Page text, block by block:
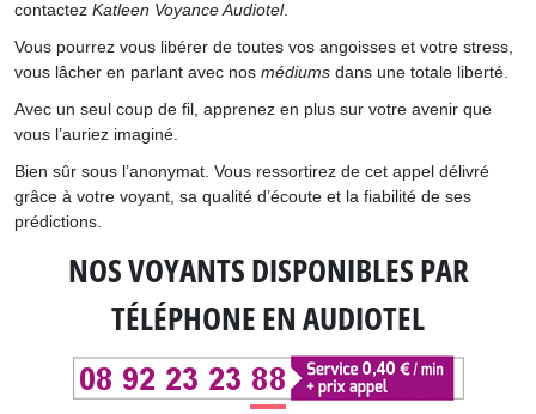
contactez Katleen Voyance Audiotel.
Vous pourrez vous libérer de toutes vos angoisses et votre stress,
vous lâcher en parlant avec nos médiums dans une totale liberté.
Avec un seul coup de fil, apprenez en plus sur votre avenir que
vous l’auriez imaginé.
Bien sûr sous l’anonymat. Vous ressortirez de cet appel délivré
grâce à votre voyant, sa qualité d’écoute et la fiabilité de ses
prédictions.
NOS VOYANTS DISPONIBLESPAR
TÉLÉPHONE EN AUDIOTEL